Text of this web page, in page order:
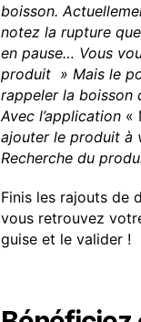
boisson.
notez la rupture
en pause… Vous
produit » Mais le
rappeler la boisson
Avec l’application «
ajouter le produit à
Recherche du
Finis les rajouts de
vous retrouvez
guise et le valider !